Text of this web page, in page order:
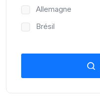
Allemagne
Brésil